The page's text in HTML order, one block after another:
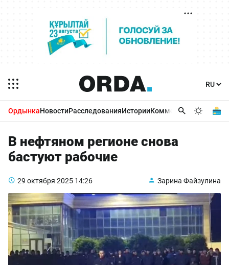
ОрдынкаНовостиРасследованияИсторииКомментарииБизнес
В нефтяном регионе снова
бастуют рабочие
29 октября 2025 14:26 Зарина Файзулина